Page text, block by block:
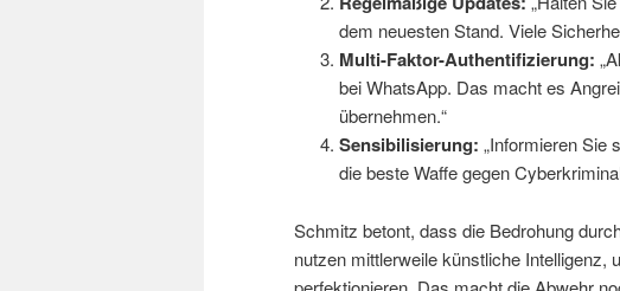
dem neuesten Stand. Viele
Multi-Faktor-Authentifizierung:
bei WhatsApp. Das macht es
übernehmen.“
Sensibilisierung: „Informieren Sie
die beste Waffe gegen
Schmitz betont, dass die Bedrohung
nutzen mittlerweile künstliche Intelligenz,